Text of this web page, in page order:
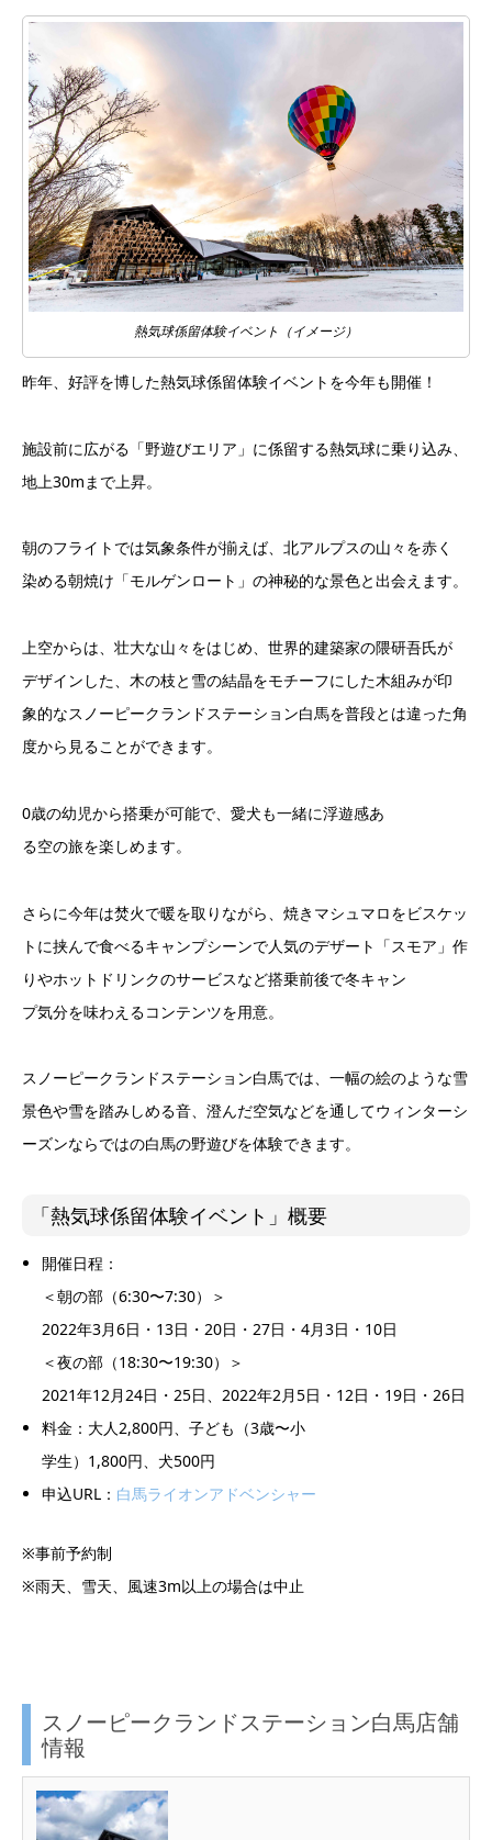
熱気球係留体験イベント（イメージ）
昨年、 好評を博した熱気球係留体験イベントを今年も開催 ！
施設前に広がる「野遊びエリア」に係留する熱気球に乗り込み、
地 上30m まで 上昇。
朝のフライトでは気象条件が揃えば、 北アルプスの山 々 を赤く
染める朝焼け「モルゲンロート」 の神秘的な景色と出会え ます。
上空からは、 壮大な山 々 をはじめ、世界的建築家の隈研吾氏が
デザインした、木の枝と雪の結晶をモチーフにした木組みが印
象的なスノーピークランドステーション白馬を普段とは違った角
度から見ることができます。
0歳の幼児から搭乗が可能で、 愛犬も一緒に浮遊感あ
る空の旅を楽しめます。
さ らに今年は焚火で暖を取 りながら、 焼き マシュ マロをビスケッ
トに挟んで食べるキャ ンプシーンで人気のデザート「スモア」作
りやホットドリンクのサービスなど搭乗前後で冬キャ ン
プ気分を味わえ るコンテンツを用意。
スノーピークランドステーション白馬では、一幅の絵のような雪
景色や雪を踏みしめる音、 澄んだ空気などを通 してウィンターシ
ーズンならではの白馬の野遊びを体験できます。
「熱気球係留体験イベント」概要
開催日程：
＜朝の部 （6:30〜7:30）
＞
2022年3月6日 ・ 13日 ・20日 ・27日 ・4月3日 ・ 10日
＜夜の部 （18:30〜19:30）
＞
2021年12月24日 ・25日、2022年2月5日 ・ 12日 ・ 19日 ・26日
料金：大人2,800円、子ども（3歳〜小
学生） 1,800円、犬500円
申込URL ： 白馬ライオンアドベンシャー
※事前予約制
※雨天、雪天、風速3m以上の場合は中止
スノーピークランドステーション白馬店舗
情報